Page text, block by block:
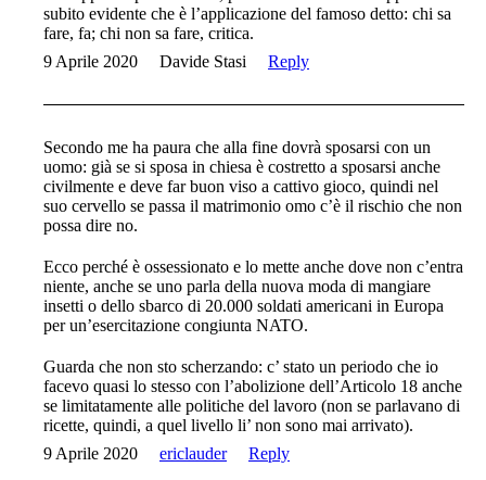
subito evidente che è l’applicazione del famoso detto: chi sa
fare, fa; chi non sa fare, critica.
9 Aprile 2020
Davide Stasi Reply
Secondo me ha paura che alla fine dovrà sposarsi con un
uomo: già se si sposa in chiesa è costretto a sposarsi anche
civilmente e deve far buon viso a cattivo gioco, quindi nel
suo cervello se passa il matrimonio omo c’è il rischio che non
possa dire no.
Ecco perché è ossessionato e lo mette anche dove non c’entra
niente, anche se uno parla della nuova moda di mangiare
insetti o dello sbarco di 20.000 soldati americani in Europa
per un’esercitazione congiunta NATO.
Guarda che non sto scherzando: c’ stato un periodo che io
facevo quasi lo stesso con l’abolizione dell’Articolo 18 anche
se limitatamente alle politiche del lavoro (non se parlavano di
ricette, quindi, a quel livello li’ non sono mai arrivato).
9 Aprile 2020
ericlauder Reply